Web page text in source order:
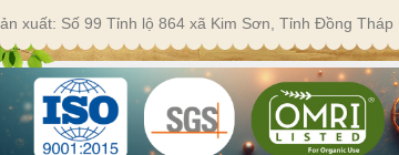
xuất: Số 99 Tỉnh lộ 864 xã Kim Sơn, Tỉnh Đồng Tháp